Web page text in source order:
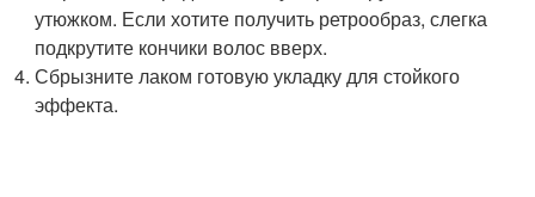
утюжком. Если хотите получить ретрообраз, слегка
подкрутите кончики волос вверх.
Сбрызните лаком готовую укладку для стойкого
эффекта.